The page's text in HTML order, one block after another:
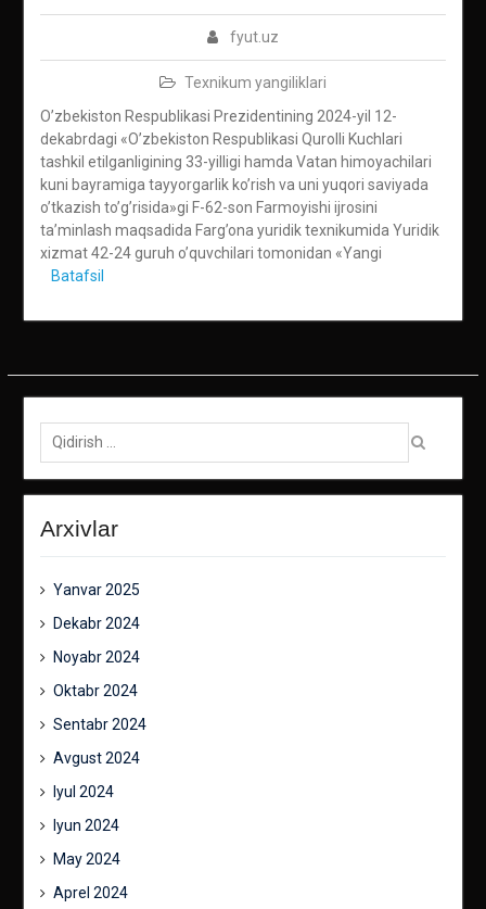
fyut.uz
Texnikum yangiliklari
O’zbekiston Respublikasi Prezidentining 2024-yil 12-
dekabrdagi «O’zbekiston Respublikasi Qurolli Kuchlari
tashkil etilganligining 33-yilligi hamda Vatan himoyachilari
kuni bayramiga tayyorgarlik ko’rish va uni yuqori saviyada
o’tkazish to’g’risida»gi F-62-son Farmoyishi ijrosini
ta’minlash maqsadida Farg’ona yuridik texnikumida Yuridik
xizmat 42-24 guruh o’quvchilari tomonidan «Yangi
Batafsil
Qidirish:
Arxivlar
Yanvar 2025
Dekabr 2024
Noyabr 2024
Oktabr 2024
Sentabr 2024
Avgust 2024
Iyul 2024
Iyun 2024
May 2024
Aprel 2024